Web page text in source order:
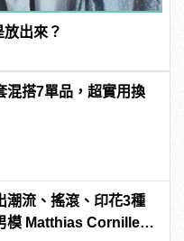
放出來？
混搭7單品，超實用換
潮流、搖滾、印花3種
模 Matthias Cornilleau